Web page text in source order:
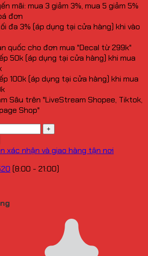
mãi: mua 3 giảm 3%, mua 5 giảm 5%
đơn
đa 3% (áp dụng tại cửa hàng) khi vào
quốc cho đơn mua "Decal từ 299k"
50k (áp dụng tại cửa hàng) khi mua
100k (áp dụng tại cửa hàng) khi mua
Sâu trên "LiveStream Shopee, Tiktok,
Shop"
xác nhận và giao hàng tận nơi
(8:00 - 21:00)